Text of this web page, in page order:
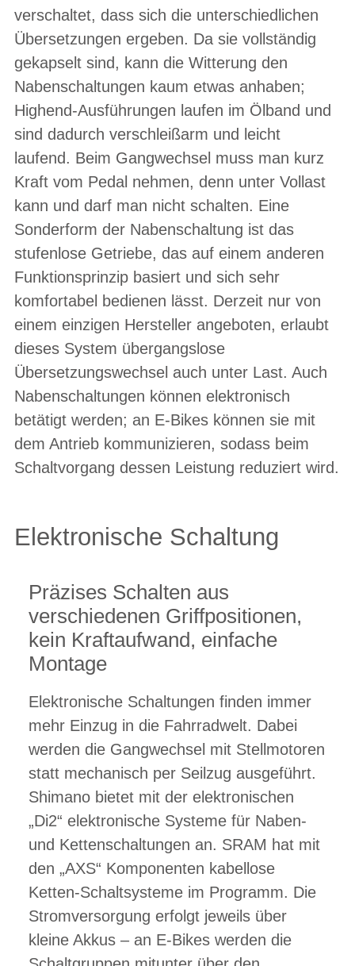
verschaltet, dass sich die unterschiedlichen
Übersetzungen ergeben. Da sie vollständig
gekapselt sind, kann die Witterung den
Nabenschaltungen kaum etwas anhaben;
Highend-Ausführungen laufen im Ölband und
sind dadurch verschleißarm und leicht
laufend. Beim Gangwechsel muss man kurz
Kraft vom Pedal nehmen, denn unter Vollast
kann und darf man nicht schalten. Eine
Sonderform der Nabenschaltung ist das
stufenlose Getriebe, das auf einem anderen
Funktionsprinzip basiert und sich sehr
komfortabel bedienen lässt. Derzeit nur von
einem einzigen Hersteller angeboten, erlaubt
dieses System übergangslose
Übersetzungswechsel auch unter Last. Auch
Nabenschaltungen können elektronisch
betätigt werden; an E-Bikes können sie mit
dem Antrieb kommunizieren, sodass beim
Schaltvorgang dessen Leistung reduziert wird.
Elektronische Schaltung
Präzises Schalten aus
verschiedenen Griffpositionen,
kein Kraftaufwand, einfache
Montage
Elektronische Schaltungen finden immer
mehr Einzug in die Fahrradwelt. Dabei
werden die Gangwechsel mit Stellmotoren
statt mechanisch per Seilzug ausgeführt.
Shimano bietet mit der elektronischen
„Di2“ elektronische Systeme für Naben-
und Kettenschaltungen an. SRAM hat mit
den „AXS“ Komponenten kabellose
Ketten-Schaltsysteme im Programm. Die
Stromversorgung erfolgt jeweils über
kleine Akkus – an E-Bikes werden die